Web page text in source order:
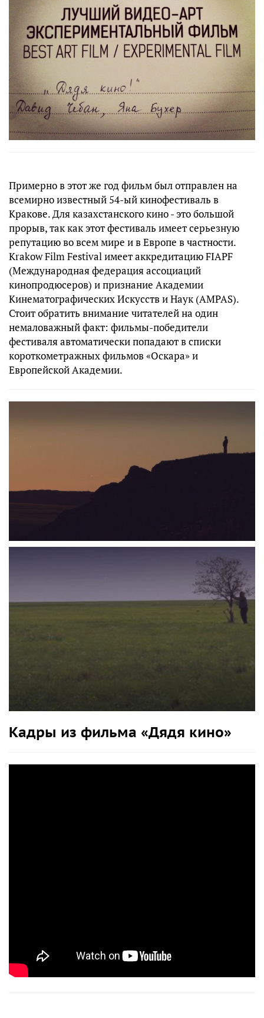
Примерно в этот же год фильм был отправлен на
всемирно известный 54-ый кинофестиваль в
Кракове. Для казахстанского кино - это большой
прорыв, так как этот фестиваль имеет серьезную
репутацию во всем мире и в Европе в частности.
Krakow Film Festival имеет аккредитацию FIAPF
(Международная федерация ассоциаций
кинопродюсеров) и признание Академии
Кинематографических Искусств и Наук (AMPAS).
Стоит обратить внимание читателей на один
немаловажный факт: фильмы-победители
фестиваля автоматически попадают в списки
короткометражных фильмов «Оскара» и
Европейской Академии.
Кадры из фильма «Дядя кино»